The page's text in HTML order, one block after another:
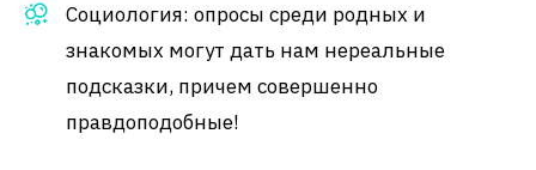
Социология: опросы среди родных и
знакомых могут дать нам нереальные
подсказки, причем совершенно
правдоподобные!